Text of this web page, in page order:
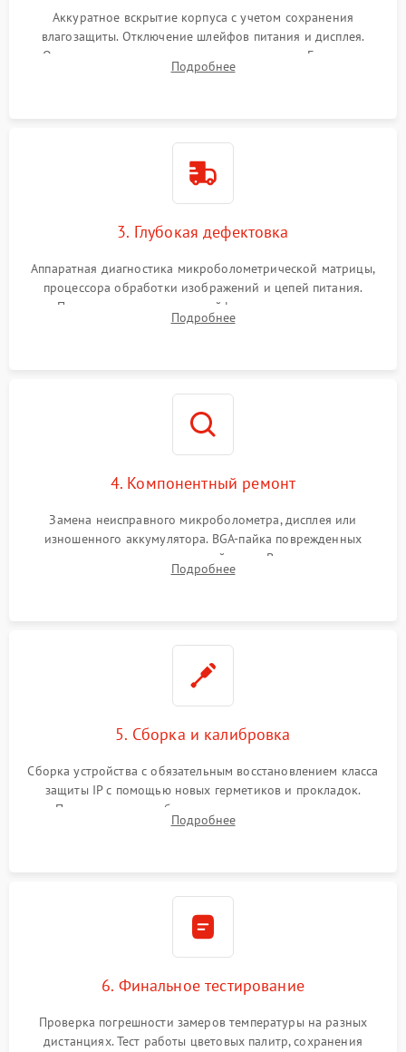
Аккуратное вскрытие корпуса с учетом сохранения
влагозащиты. Отключение шлейфов питания и дисплея.
Очистка внутренних плат от окислов и пыли. Бережная
обработка германиевого объектива специализированными
Подробнее
3. Глубокая дефектовка
Аппаратная диагностика микроболометрической матрицы,
процессора обработки изображений и цепей питания.
Проверка целостности шлейфов, модуля памяти и
интерфейсов связи. Выявление сгоревших SMD-компонентов
Подробнее
4. Компонентный ремонт
Замена неисправного микроболометра, дисплея или
изношенного аккумулятора. BGA-пайка поврежденных
контроллеров на материнской плате. Восстановление
разъемов и кнопок, замена поврежденных элементов
Подробнее
5. Сборка и калибровка
Сборка устройства с обязательным восстановлением класса
защиты IP с помощью новых герметиков и прокладок.
Программная калибровка матрицы по эталонному
абсолютно черному телу для точного измерения температур.
Подробнее
6. Финальное тестирование
Проверка погрешности замеров температуры на разных
дистанциях. Тест работы цветовых палитр, сохранения